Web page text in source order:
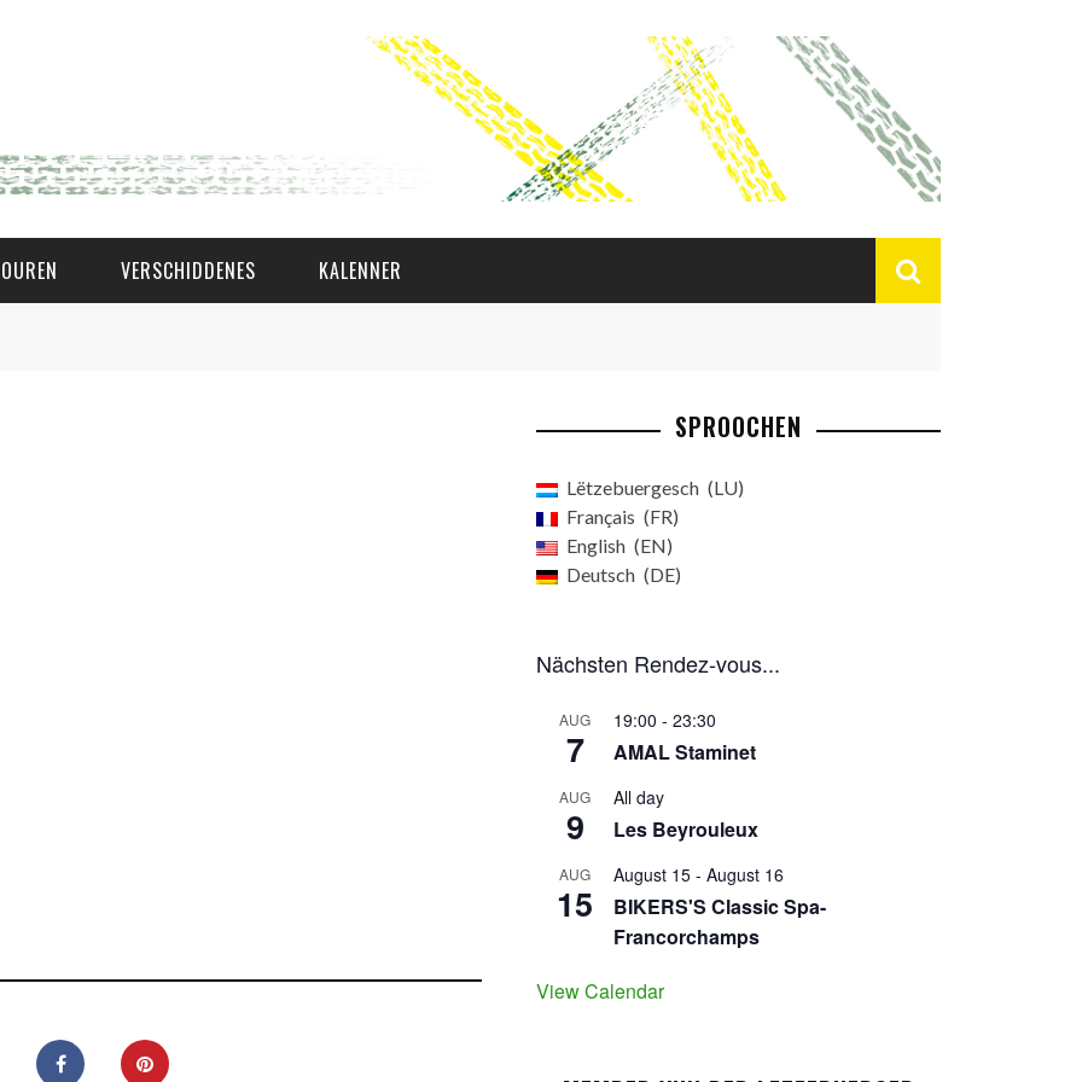
VERSCHIDDENES KALENNER
SPROOCHEN
Lëtzebuergesch
LU
Français
FR
English
EN
Deutsch
DE
Nächsten Rendez-vous...
AUG
7
19:00 - 23:30
AMAL Staminet
AUG
9
All day
Les Beyrouleux
AUG
15
August 15 - August 16
BIKERS'S Classic Spa-
Francorchamps
View Calendar